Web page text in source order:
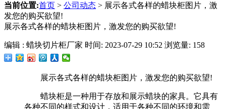
当前位置:首页 > 公司动态 > 展示各式各样的蜡块柜图片，激
发您的购买欲望!
展示各式各样的蜡块柜图片，激发您的购买欲望!
编辑 : 蜡块切片柜厂家 时间: 2023-07-29 10:52 浏览量: 158
展示各式各样的蜡块柜图片，激发您的购买欲望!
蜡块柜是一种用于存放和展示蜡块的家具。它具有
各种不同的样式和设计，适用于各种不同的环境和需